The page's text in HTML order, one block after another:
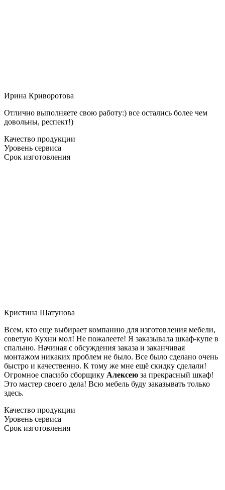
Ирина Криворотова
Отлично выполняете свою работу:) все остались более чем
довольны, респект!)
Качество продукции
Уровень сервиса
Срок изготовления
Кристина Шатунова
Всем, кто еще выбирает компанию для изготовления мебели,
советую Кухни мол! Не пожалеете! Я заказывала шкаф-купе в
спальню. Начиная с обсуждения заказа и заканчивая
монтажом никаких проблем не было. Все было сделано очень
быстро и качественно. К тому же мне ещё скидку сделали!
Огромное спасибо сборщику Алексею за прекрасный шкаф!
Это мастер своего дела! Всю мебель буду заказывать только
здесь.
Качество продукции
Уровень сервиса
Срок изготовления